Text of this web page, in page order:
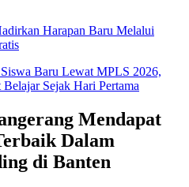
Harapan Baru Melalui
Baru Lewat MPLS 2026,
Sejak Hari Pertama
Mendapat
Dalam
di Banten